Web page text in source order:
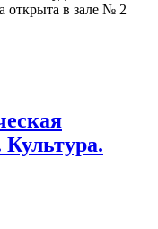
открыта в зале № 2
Культура.